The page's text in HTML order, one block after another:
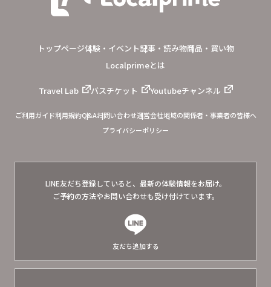
トップページ体験・イベント記事・読み物商品・買い物
Localprimeとは
Travel Lab バスチケット Youtubeチャンネル
ご利用ガイド利用規約Q&Aお問い合わせ運営会社地域の関係者・事業者の皆様へ
プライバシーポリシー
LINE友だち登録していると、 最新の体験情報をお届け。
ご予約の方法やお問い合わせも受け付けています。
友だち追加する